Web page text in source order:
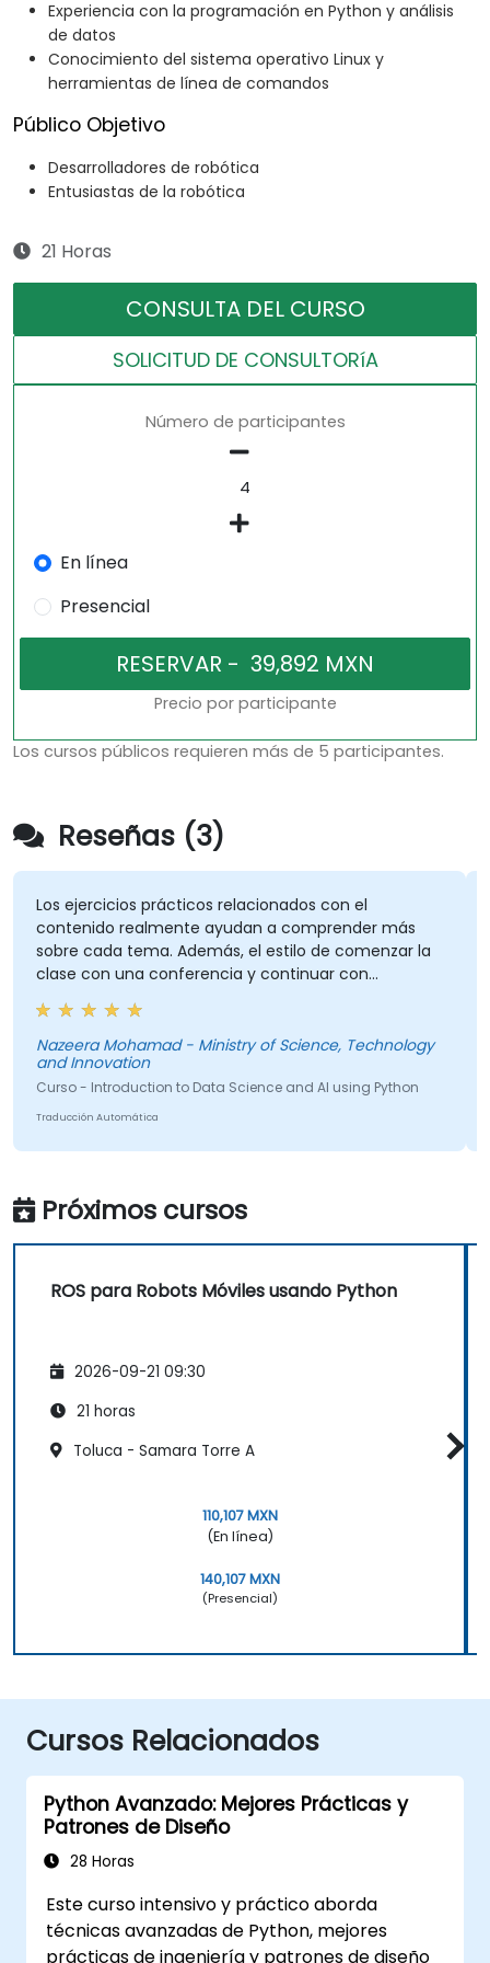
Experiencia con la programación en Python y análisis
de datos
Conocimiento del sistema operativo Linux y
herramientas de línea de comandos
Público Objetivo
Desarrolladores de robótica
Entusiastas de la robótica
21 Horas
CONSULTA DEL CURSO
SOLICITUD DE CONSULTORíA
Número de participantes
En línea
Presencial
Precio por participante
Los cursos públicos requieren más de 5 participantes.
Reseñas (3)
ejercicios prácticos relacionados con el
realmente ayudan a comprender más
cada tema. Además, el estilo de comenzar la
con una conferencia y continuar con
prácticos es bueno y útil para relacionarlo
la conferencia presentada anteriormente.
Mohamad - Ministry of Science, Technology
Innovation
- Introduction to Data Science and AI using Python
Automática
Próximos cursos
ROS para Robots Móviles usando Python
2026-09-21 09:30
21 horas
Toluca - Samara Torre A
110,107 MXN
(En línea)
140,107 MXN
(Presencial)
Cursos Relacionados
Python Avanzado: Mejores Prácticas y
Patrones de Diseño
28 Horas
Este curso intensivo y práctico aborda
técnicas avanzadas de Python, mejores
prácticas de ingeniería y patrones de diseño